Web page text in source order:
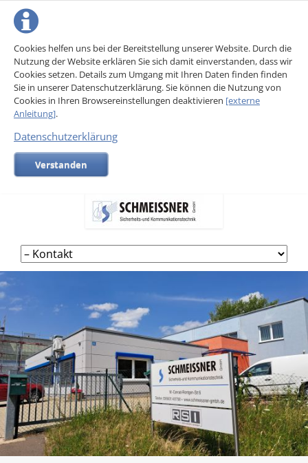
Cookies helfen uns bei der Bereitstellung unserer Website. Durch die
Nutzung der Website erklären Sie sich damit einverstanden, dass wir
Cookies setzen. Details zum Umgang mit Ihren Daten finden finden
Sie in unserer Datenschutzerklärung. Sie können die Nutzung von
Cookies in Ihren Browsereinstellungen deaktivieren [externe
Anleitung].
Datenschutzerklärung
Verstanden
Navigation
überspringen